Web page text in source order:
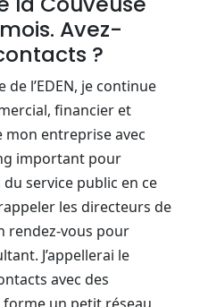
Avez-
?
l’EDEN, je continue
financier et
entreprise avec
important pour
service public en ce
les directeurs de
rendez-vous pour
J’appellerai le
avec des